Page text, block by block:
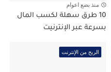
منذ بضع اعوام
10 طرق سهلة لكسب المال
بسرعة عبر الإنترنيت
الربح من الإنترنت